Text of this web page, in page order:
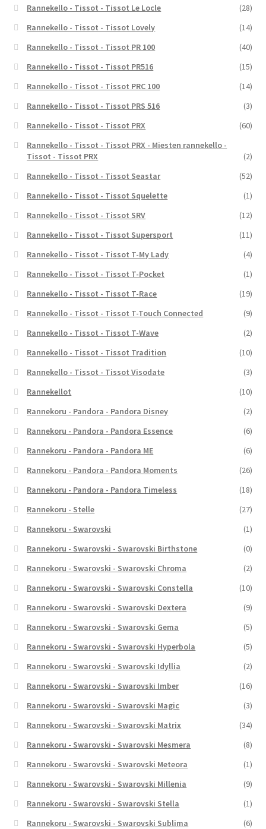
Rannekello - Tissot - Tissot Le Locle
(28)
Rannekello - Tissot - Tissot Lovely
(14)
Rannekello - Tissot - Tissot PR 100
(40)
Rannekello - Tissot - Tissot PR516
(15)
Rannekello - Tissot - Tissot PRC 100
(14)
Rannekello - Tissot - Tissot PRS 516
(3)
Rannekello - Tissot - Tissot PRX
(60)
Rannekello - Tissot - Tissot PRX - Miesten rannekello -
Tissot - Tissot PRX
(2)
Rannekello - Tissot - Tissot Seastar
(52)
Rannekello - Tissot - Tissot Squelette
(1)
Rannekello - Tissot - Tissot SRV
(12)
Rannekello - Tissot - Tissot Supersport
(11)
Rannekello - Tissot - Tissot T-My Lady
(4)
Rannekello - Tissot - Tissot T-Pocket
(1)
Rannekello - Tissot - Tissot T-Race
(19)
Rannekello - Tissot - Tissot T-Touch Connected
(9)
Rannekello - Tissot - Tissot T-Wave
(2)
Rannekello - Tissot - Tissot Tradition
(10)
Rannekello - Tissot - Tissot Visodate
(3)
Rannekellot
(10)
Rannekoru - Pandora - Pandora Disney
(2)
Rannekoru - Pandora - Pandora Essence
(6)
Rannekoru - Pandora - Pandora ME
(6)
Rannekoru - Pandora - Pandora Moments
(26)
Rannekoru - Pandora - Pandora Timeless
(18)
Rannekoru - Stelle
(27)
Rannekoru - Swarovski
(1)
Rannekoru - Swarovski - Swarovski Birthstone
(0)
Rannekoru - Swarovski - Swarovski Chroma
(2)
Rannekoru - Swarovski - Swarovski Constella
(10)
Rannekoru - Swarovski - Swarovski Dextera
(9)
Rannekoru - Swarovski - Swarovski Gema
(5)
Rannekoru - Swarovski - Swarovski Hyperbola
(5)
Rannekoru - Swarovski - Swarovski Idyllia
(2)
Rannekoru - Swarovski - Swarovski Imber
(16)
Rannekoru - Swarovski - Swarovski Magic
(3)
Rannekoru - Swarovski - Swarovski Matrix
(34)
Rannekoru - Swarovski - Swarovski Mesmera
(8)
Rannekoru - Swarovski - Swarovski Meteora
(1)
Rannekoru - Swarovski - Swarovski Millenia
(9)
Rannekoru - Swarovski - Swarovski Stella
(1)
Rannekoru - Swarovski - Swarovski Sublima
(6)